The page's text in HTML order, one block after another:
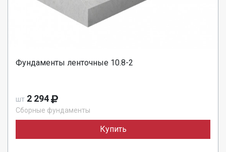
Фундаменты ленточные 10.8-2
шт 2 294
Сборные фундаменты
Купить